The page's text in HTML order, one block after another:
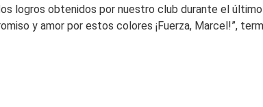
logros obtenidos por nuestro club durante el último
y amor por estos colores ¡Fuerza, Marcel!”,